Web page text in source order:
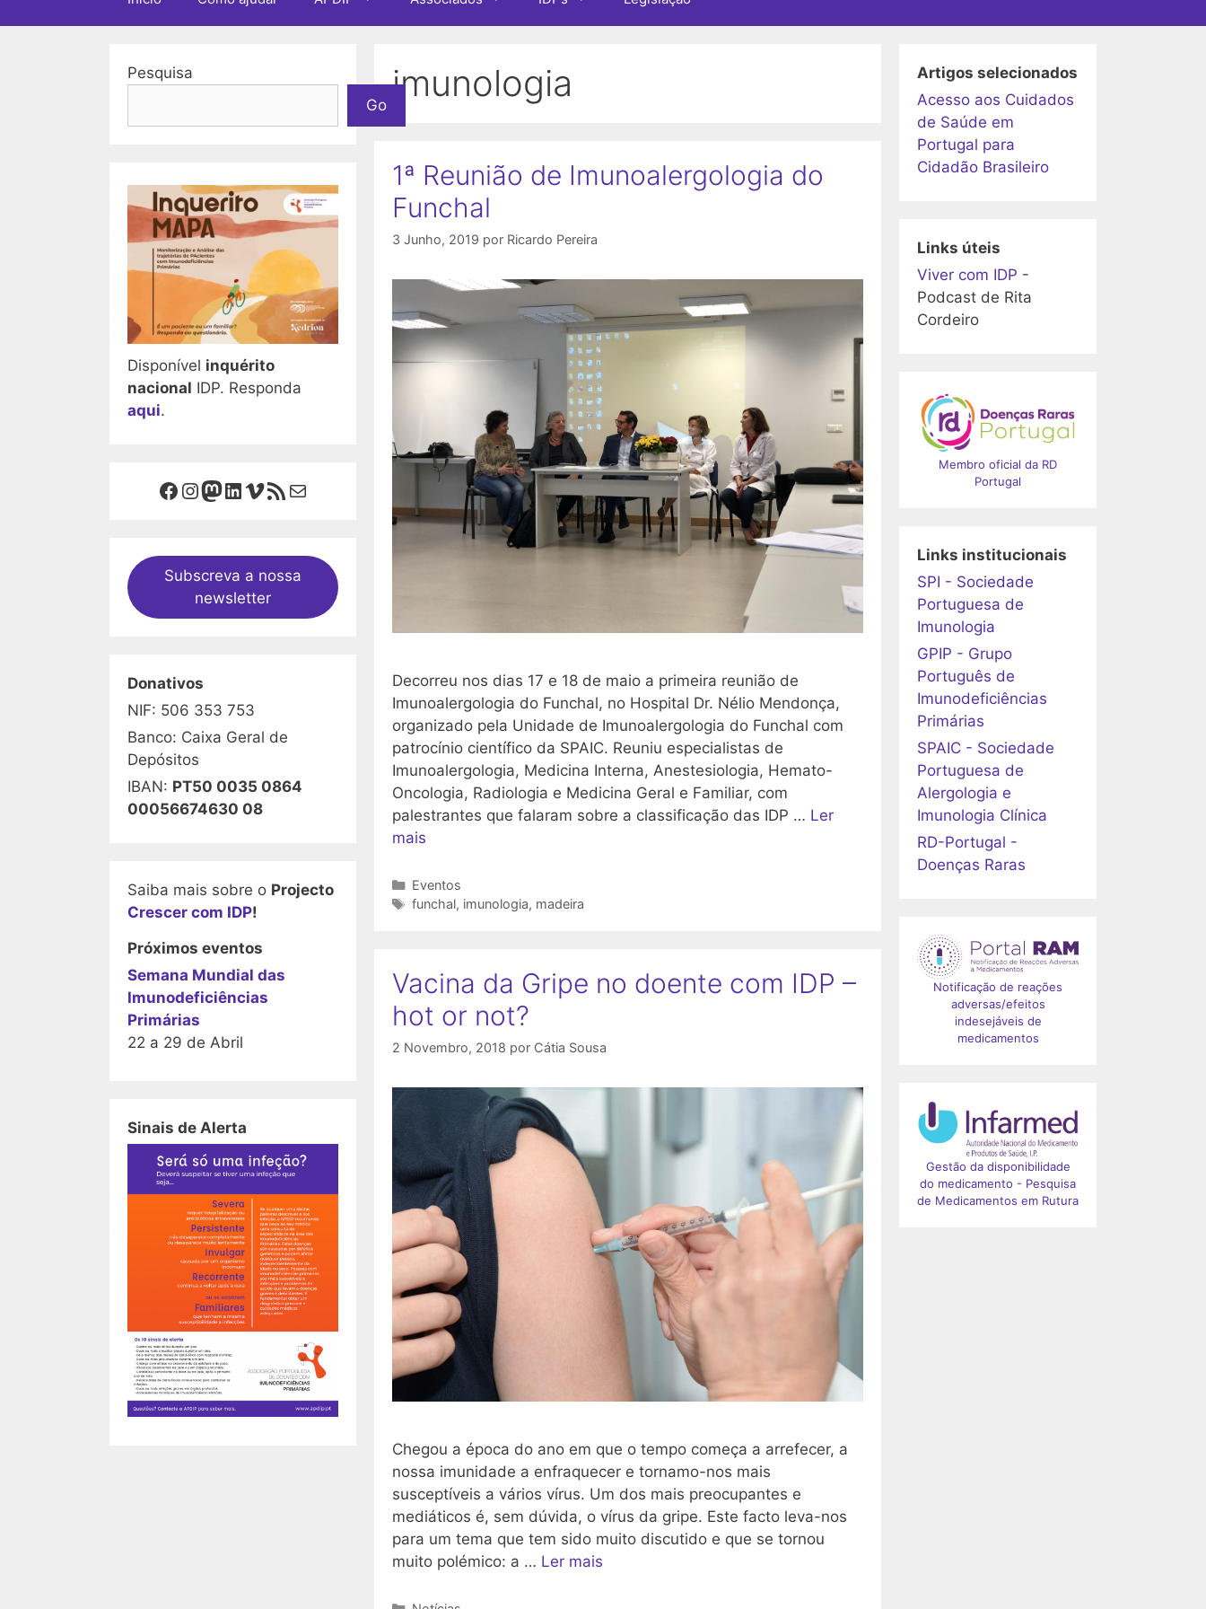
imunologia
1ª Reunião de Imunoalergologia do
Funchal
3 Junho, 2019 por Ricardo Pereira
Decorreu nos dias 17 e 18 de maio a primeira reunião de
Imunoalergologia do Funchal, no Hospital Dr. Nélio Mendonça,
organizado pela Unidade de Imunoalergologia do Funchal com
patrocínio científico da SPAIC. Reuniu especialistas de
Imunoalergologia, Medicina Interna, Anestesiologia, Hemato-
Oncologia, Radiologia e Medicina Geral e Familiar, com
palestrantes que falaram sobre a classificação das IDP … Ler
mais
Categorias
Eventos
Etiquetas
funchal, imunologia, madeira
Vacina da Gripe no doente com IDP –
hot or not?
2 Novembro, 2018 por Cátia Sousa
Chegou a época do ano em que o tempo começa a arrefecer, a
nossa imunidade a enfraquecer e tornamo-nos mais
susceptíveis a vários vírus. Um dos mais preocupantes e
mediáticos é, sem dúvida, o vírus da gripe. Este facto leva-nos
para um tema que tem sido muito discutido e que se tornou
muito polémico: a … Ler mais
Pesquisa
Go
Disponível inquérito
nacional IDP. Responda
aqui.
Facebook
Instagram
Mastodon
LinkedIn
Vimeo
Feed RSS
Mail
Subscreva a nossa
newsletter
Donativos
NIF: 506 353 753
Banco: Caixa Geral de
Depósitos
IBAN: PT50 0035 0864
00056674630 08
Saiba mais sobre o Projecto
Crescer com IDP!
Próximos eventos
Semana Mundial das
Imunodeficiências
Primárias
22 a 29 de Abril
Sinais de Alerta
Artigos selecionados
Acesso aos Cuidados
de Saúde em
Portugal para
Cidadão Brasileiro
Links úteis
Viver com IDP -
Podcast de Rita
Cordeiro
Membro oficial da RD
Portugal
Links institucionais
SPI - Sociedade
Portuguesa de
Imunologia
GPIP - Grupo
Português de
Imunodeficiências
Primárias
SPAIC - Sociedade
Portuguesa de
Alergologia e
Imunologia Clínica
RD-Portugal -
Doenças Raras
Notificação de reações
adversas/efeitos
indesejáveis de
medicamentos
Gestão da disponibilidade
do medicamento - Pesquisa
de Medicamentos em Rutura